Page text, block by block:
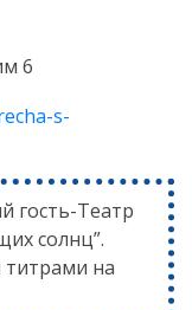
6
s-
гость-Театр
солнц”.
титрами на